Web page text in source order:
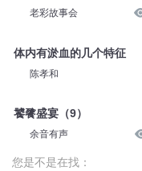
老彩故事会
体内有淤血的几个特征
陈孝和
饕餮盛宴（9）
余音有声
您是不是在找：